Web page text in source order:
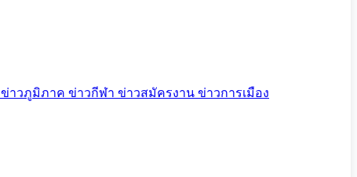
ข่าวภูมิภาค ข่าวกีฬา ข่าวสมัครงาน ข่าวการเมือง